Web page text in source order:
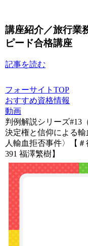
講座紹介／旅行業
ピード合格講座
記事を読む
フォーサイトTOP
おすすめ資格情報
動画
判例解説シリーズ#13
決定権と信仰による
人輸血拒否事件〉【
391 福澤繁樹】